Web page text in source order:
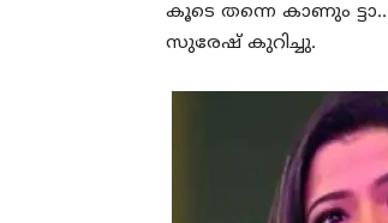
കൂടെ തന്നെ കാണും
സുരേഷ് കുറിച്ചു.